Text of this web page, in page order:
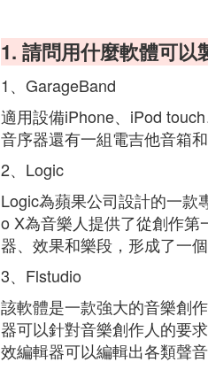
1. 請問用什麼軟體可以
1、GarageBand
適用設備iPhone、iPod
音序器還有一組電吉他音箱
2、Logic
Logic為蘋果公司設計的一款
o X為音樂人提供了從創作
器、效果和樂段，形成了一個
3、Flstudio
該軟體是一款強大的音樂創
器可以針對音樂創作人的要
效編輯器可以編輯出各類聲